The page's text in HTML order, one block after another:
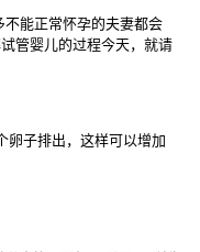
能正常怀孕的夫妻都会
管婴儿的过程今天，就请
子排出，这样可以增加